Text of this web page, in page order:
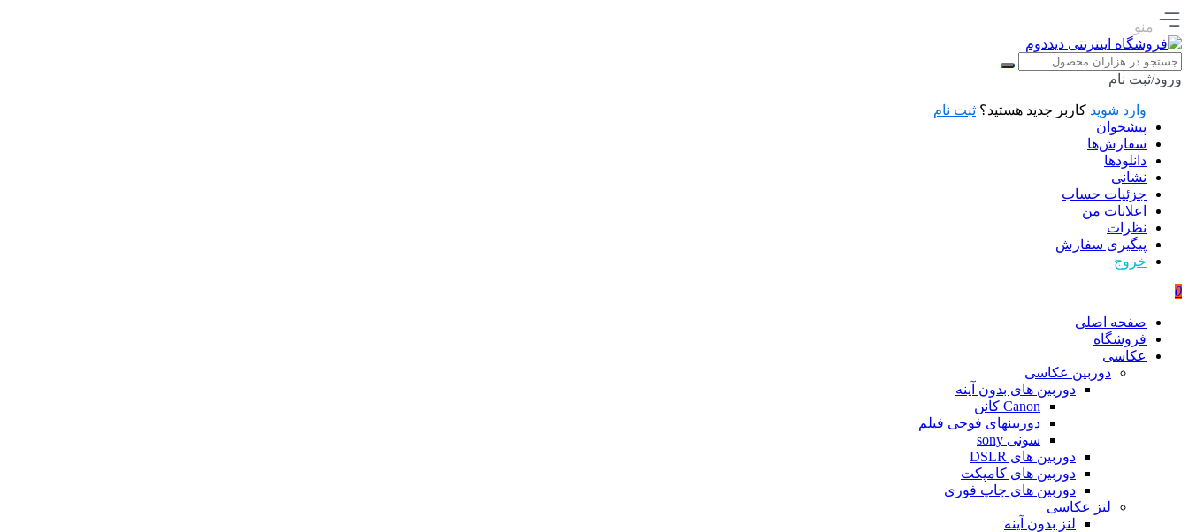
منو
ورود/ثبت نام
وارد شوید کاربر جدید هستید؟ ثبت نام
پیشخوان
سفارش‌ها
دانلودها
نشانی
جزئیات حساب
اعلانات من
نظرات
پیگیری سفارش
خروج
0
صفحه اصلی
فروشگاه
عکاسی
دوربین عکاسی
دوربین های بدون آینه
Canon کانن
دوربینهای فوجی فیلم
سونی sony
دوربین های DSLR
دوربین های کامپکت
دوربین های چاپ فوری
لنز عکاسی
لنز بدون آینه